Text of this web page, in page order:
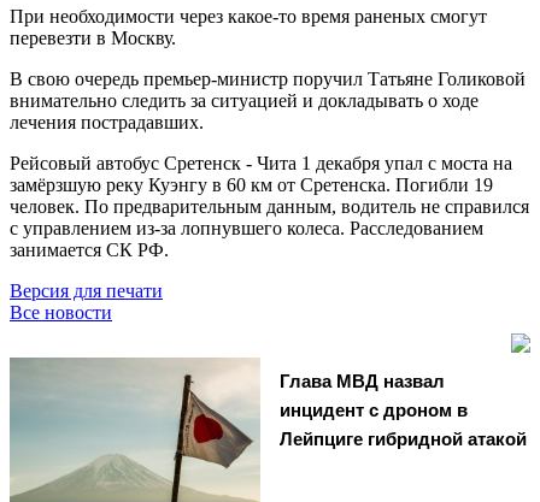
При необходимости через какое-то время раненых смогут
перевезти в Москву.
В свою очередь премьер-министр поручил Татьяне Голиковой
внимательно следить за ситуацией и докладывать о ходе
лечения пострадавших.
Рейсовый автобус Сретенск - Чита 1 декабря упал с моста на
замёрзшую реку Куэнгу в 60 км от Сретенска. Погибли 19
человек. По предварительным данным, водитель не справился
с управлением из-за лопнувшего колеса. Расследованием
занимается СК РФ.
Версия для печати
Все новости
Глава МВД назвал
инцидент с дроном в
Лейпциге гибридной атакой